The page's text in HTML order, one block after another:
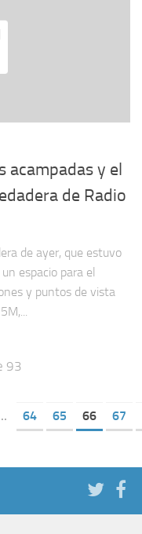
acampadas y el
de Radio
de ayer, que estuvo
espacio para el
y puntos de vista
93
64 65 66
67